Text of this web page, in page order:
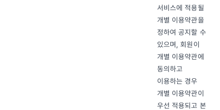
서비스에 적용될
개별 이용약관을
정하여 공지할 수
있으며, 회원이
개별 이용약관에
동의하고
이용하는 경우
개별 이용약관이
우선 적용되고 본